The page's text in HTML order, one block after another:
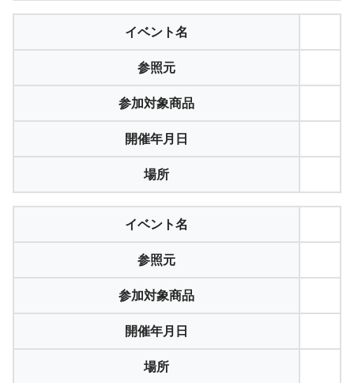
イベント名
参照元
参加対象商品
開催年月日
場所
イベント名
参照元
参加対象商品
開催年月日
場所